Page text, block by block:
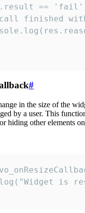
==
finished
#
in the size of the
by a user. This
hiding other elements
is